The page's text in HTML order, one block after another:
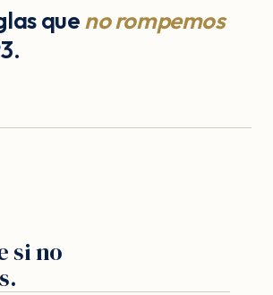
queno rompemos
si no